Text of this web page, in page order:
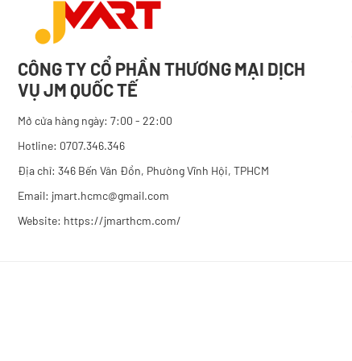
CÔNG TY CỔ PHẦN THƯƠNG MẠI DỊCH
VỤ JM QUỐC TẾ
Mở cửa hàng ngày: 7:00 - 22:00
Hotline: 0707.346.346
Địa chỉ: 346 Bến Vân Đồn, Phường Vĩnh Hội, TPHCM
Email: jmart.hcmc@gmail.com
Website: https://jmarthcm.com/